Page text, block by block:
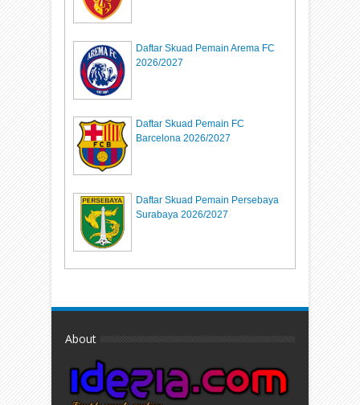
Daftar Skuad Pemain Arema FC
2026/2027
Daftar Skuad Pemain FC
Barcelona 2026/2027
Daftar Skuad Pemain Persebaya
Surabaya 2026/2027
About